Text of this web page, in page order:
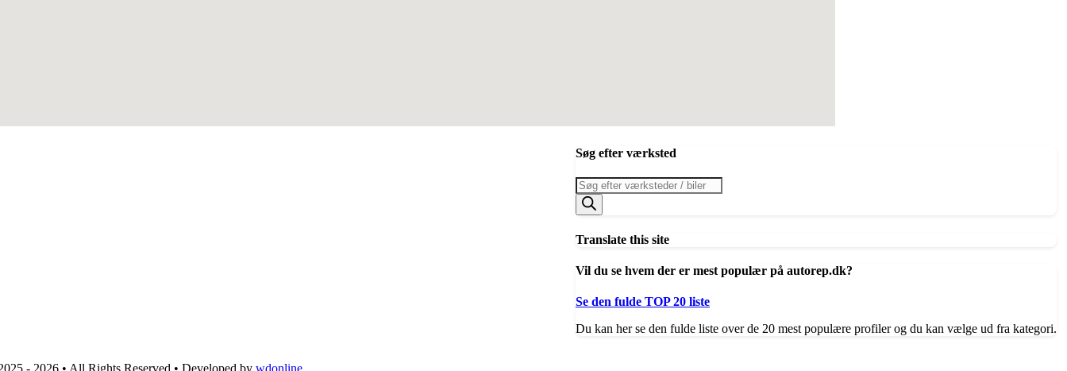
Søg efter værksted
Products
search
Translate this site
Vil du se hvem der er mest populær på autorep.dk?
Se den fulde TOP 20 liste
Du kan her se den fulde liste over de 20 mest populære profiler og du kan vælge ud fra kategori.
- 2026 • All Rights Reserved • Developed bywdonline